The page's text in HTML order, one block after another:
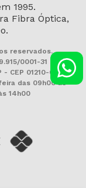
1995.
Fibra Óptica,
reservados.
0001-31 | Rua
CEP 01210-000
das 09h00 às
14h00